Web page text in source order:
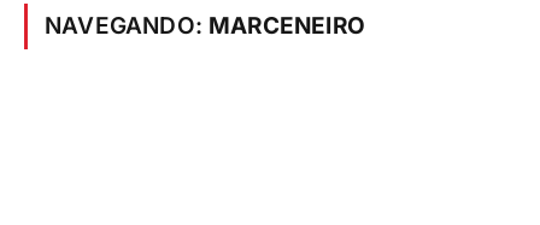
NAVEGANDO: MARCENEIRO